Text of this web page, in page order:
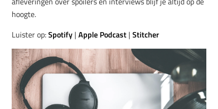
hoogte.
Luister op:Spotify | Apple Podcast | Stitcher